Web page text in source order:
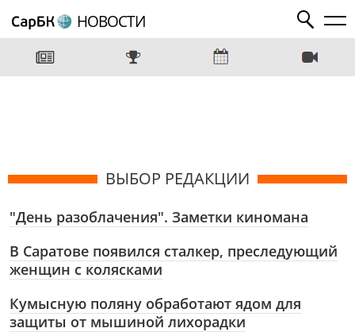
НОВОСТИ
ВЫБОР РЕДАКЦИИ
"День разоблачения". Заметки киномана
В Саратове появился сталкер, преследующий
женщин с колясками
Кумысную поляну обработают ядом для
защиты от мышиной лихорадки